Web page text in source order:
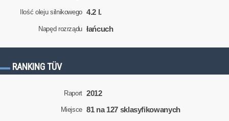
Ilość oleju silnikowego 4.2 l.
Napęd rozrządu łańcuch
RANKING TÜV
Raport 2012
Miejsce 81 na 127 sklasyfikowanych